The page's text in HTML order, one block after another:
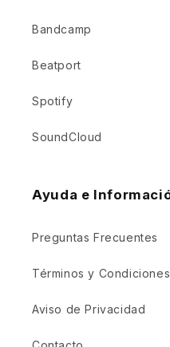
Bandcamp
Beatport
Spotify
SoundCloud
Ayuda e
Preguntas Frecuentes
Términos y Condiciones
Aviso de Privacidad